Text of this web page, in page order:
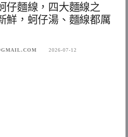
仔麵線，四大麵線之
鮮，蚵仔湯、麵線都厲
2026-07-12